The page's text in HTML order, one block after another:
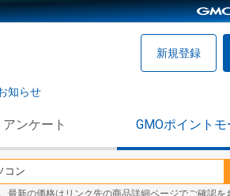
新規登録
知らせ
ンケート GMOポイントモ